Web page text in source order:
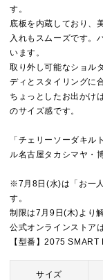
す。
底板を内蔵しており、
入れもスムーズです。
います。
取り外し可能なショル
ディとスタイリングに
ちょっとしたお出かけ
のサイズ感です。
「チェリーソーダキ
ル名古屋タカシマヤ・
※7月8日(水)は「お一
す。
制限は7月9日(木)より
公式オンラインストア
【型番】2075 SMART
サイズ